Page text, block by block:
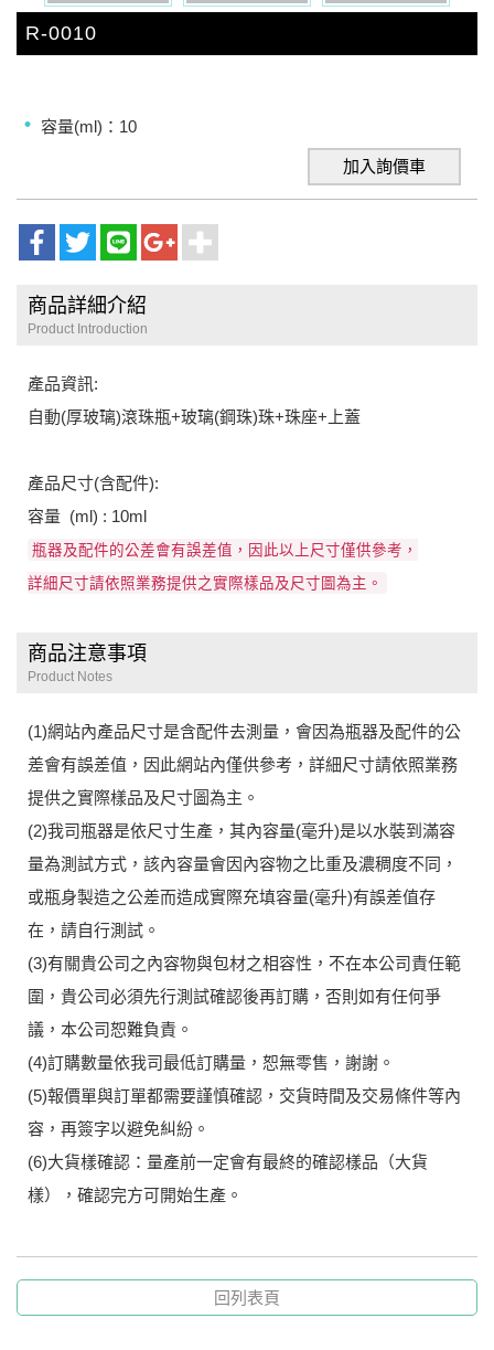
R-0010
容量(ml)：10
加入詢價車
商品詳細介紹
Product Introduction
產品資訊:
自動(厚玻璃)滾珠瓶+玻璃(鋼珠)珠+珠座+上蓋
產品尺寸(含配件):
容量 (ml) : 10ml
瓶器及配件的公差會有誤差值，因此以上尺寸僅供參考，
詳細尺寸請依照業務提供之實際樣品及尺寸圖為主。
商品注意事項
Product Notes
(1)網站內產品尺寸是含配件去測量，會因為瓶器及配件的公
差會有誤差值，因此網站內僅供參考，詳細尺寸請依照業務
提供之實際樣品及尺寸圖為主。
(2)我司瓶器是依尺寸生產，其內容量(毫升)是以水裝到滿容
量為測試方式，該內容量會因內容物之比重及濃稠度不同，
或瓶身製造之公差而造成實際充填容量(毫升)有誤差值存
在，請自行測試。
(3)有關貴公司之內容物與包材之相容性，不在本公司責任範
圍，貴公司必須先行測試確認後再訂購，否則如有任何爭
議，本公司恕難負責。
(4)訂購數量依我司最低訂購量，恕無零售，謝謝。
(5)報價單與訂單都需要謹慎確認，交貨時間及交易條件等內
容，再簽字以避免糾紛。
(6)大貨樣確認：量產前一定會有最終的確認樣品（大貨
樣），確認完方可開始生產。
回列表頁